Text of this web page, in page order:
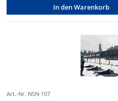
In den Warenkorb
Art.-Nr. NSN-107